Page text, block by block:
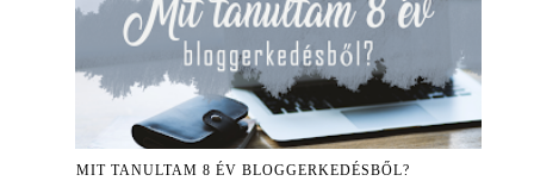
MIT TANULTAM 8 ÉV BLOGGERKEDÉSBŐL?